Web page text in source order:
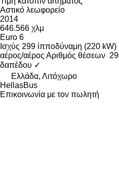
Αστικό λεωφορείο
2014
646.566 χλμ
Euro 6
Ισχύς 299 ίπποδύναμη (220 kW)
αέρος/αέρος Αριθμός θέσεων 29
δαπέδου ✓
Ελλάδα, Λιτόχωρο
HellasBus
Επικοινωνία με τον πωλητή